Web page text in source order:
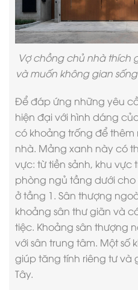
Vợ chồng chủ nhà thích
và muốn không gian
Để đáp ứng những yêu
hiện đại với hình dáng
có khoảng trống để
nhà. Mảng xanh này có
vực: từ tiền sảnh, khu vực
phòng ngủ tầng dưới
ở tầng 1. Sân thượng
khoảng sân thư giãn và
tiệc. Khoảng sân thượng
với sân trung tâm. Một số
giúp tăng tính riêng tư và
Tây.